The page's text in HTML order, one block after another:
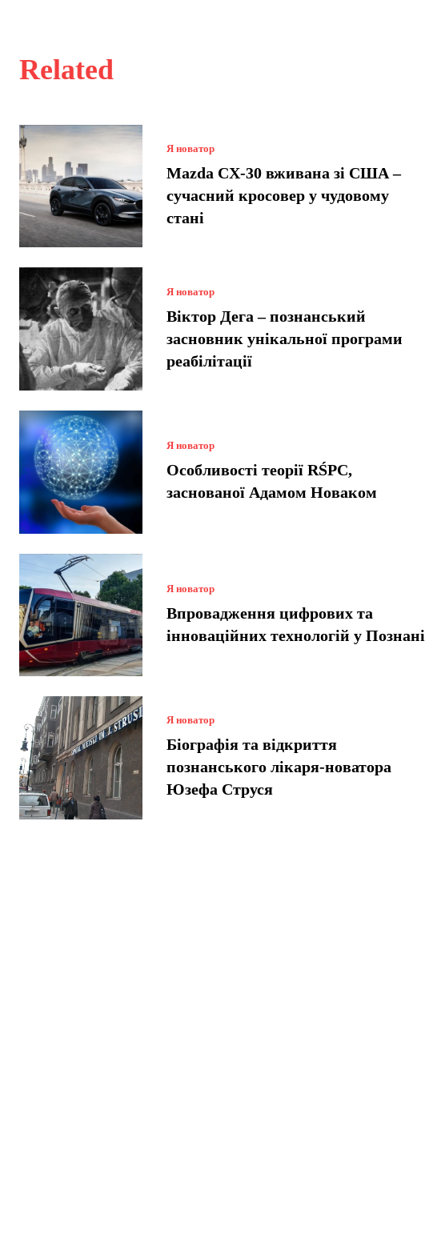
Related
Я новатор
Mazda CX-30 вживана зі США –
сучасний кросовер у чудовому
стані
Я новатор
Віктор Дега – познанський
засновник унікальної програми
реабілітації
Я новатор
Особливості теорії RŚPC,
заснованої Адамом Новаком
Я новатор
Впровадження цифрових та
інноваційних технологій у Познані
Я новатор
Біографія та відкриття
познанського лікаря-новатора
Юзефа Струся